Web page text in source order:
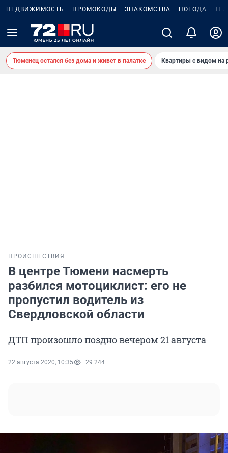
НЕДВИЖИМОСТЬ ПРОМОКОДЫ ЗНАКОМСТВА ПОГОДА
Тюменец остался без дома и живет в палатке Квартиры с видом на
ПРОИСШЕСТВИЯ
В центре Тюмени насмерть
разбился мотоциклист: его не
пропустил водитель из
Свердловской области
ДТП произошло поздно вечером 21 августа
22 августа 2020, 10:35 29 244